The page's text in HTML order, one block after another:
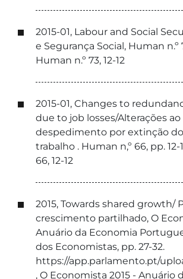
2015-01, Labour and Social
e Segurança Social, Human n.º
Human n.º 73, 12-12
2015-01, Changes to
due to job losses/Alterações
despedimento por extinção
trabalho . Human n,º 66, pp. 12-
66, 12-12
2015, Towards shared growth/
crescimento partilhado, O
Anuário da Economia
dos Economistas, pp. 27-32.
https://app.parlamento.pt/
, O Economista 2015 - Anuário